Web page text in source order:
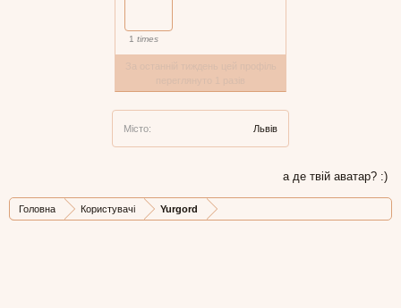
1 times
Місто: Львів
а де твій аватар? :)
Головна Користувачі Yurgord